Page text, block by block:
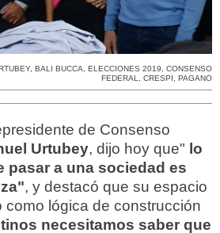
, BALI BUCCA, ELECCIONES 2019, CONSENSO
FEDERAL, CRESPI , PAGANO
de Consenso
Urtubey, dijo hoy que" lo
pasar a una sociedad es
, y destacó que su espacio
como lógica de construcción
necesitamos saber que